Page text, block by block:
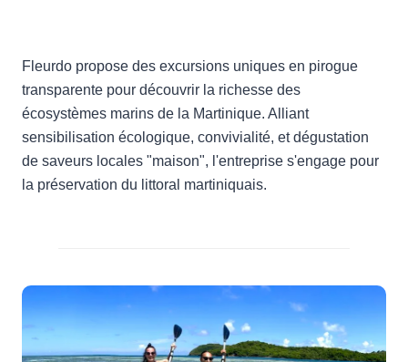
Fleurdo propose des excursions uniques en pirogue
transparente pour découvrir la richesse des
écosystèmes marins de la Martinique. Alliant
sensibilisation écologique, convivialité, et dégustation
de saveurs locales "maison", l'entreprise s'engage pour
la préservation du littoral martiniquais.